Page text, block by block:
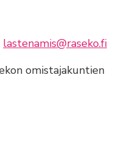
lastenamis@raseko.fi
omistajakuntien